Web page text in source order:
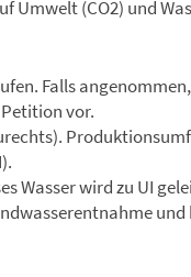
Umwelt (CO2) und
Falls
vor.
Wasser wird zu UI
und